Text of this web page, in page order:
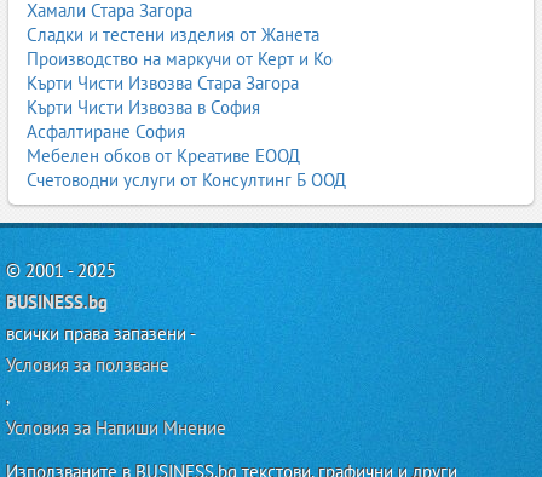
Хамали Стара Загора
Сладки и тестени изделия от Жанета
Производство на маркучи от Керт и Ко
Кърти Чисти Извозва Стара Загора
Кърти Чисти Извозва в София
Асфалтиране София
Мебелен обков от Креативе ЕООД
Счетоводни услуги от Консултинг Б ООД
© 2001 - 2025
BUSINESS.bg
всички права запазени -
Условия за ползване
,
Условия за Напиши Мнение
Използваните в BUSINESS.bg текстови, графични и други